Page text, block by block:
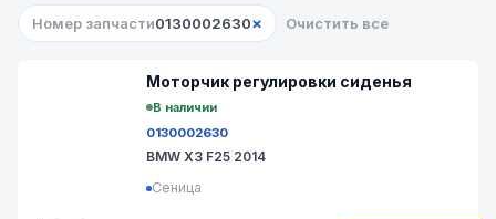
Номер запчасти0130002630× Очистить все
Моторчик регулировки сиденья
В наличии
0130002630
BMW X3 F25 2014
Сеница